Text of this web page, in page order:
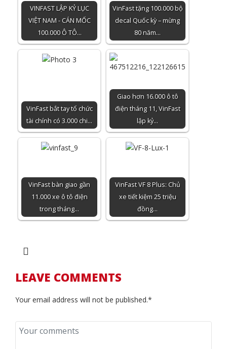
VINFAST LẬP KỶ LỤC
VIỆT NAM - CÁN MỐC
100.000 Ô TÔ…
VinFast tặng 100.000 bộ
decal Quốc kỳ – mừng
80 năm…
VinFast bắt tay tổ chức
tài chính có 3.000 chi…
Giao hơn 16.000 ô tô
điện tháng 11, VinFast
lập kỷ…
VinFast bàn giao gần
11.000 xe ô tô điện
trong tháng…
VinFast VF 8 Plus: Chủ
xe tiết kiệm 25 triệu
đồng…
LEAVE COMMENTS
Your email address will not be published.*